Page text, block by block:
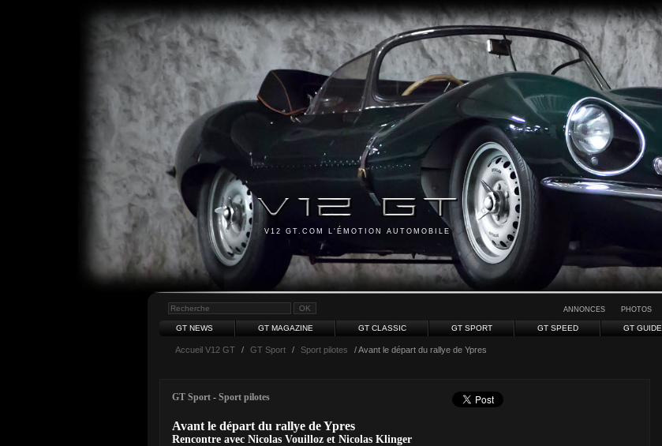
V12 GT.COM L'ÉMOTION AUTOMOBILE
ANNONCES PHOTOS
GT NEWS GT MAGAZINE GT CLASSIC GT SPORT GT SPEED GT GUIDE
Accueil V12 GT / GT Sport / Sport pilotes / Avant le départ du rallye de Ypres
GT Sport - Sport pilotes
Avant le départ du rallye de Ypres
Rencontre avec Nicolas Vouilloz et Nicolas Klinger